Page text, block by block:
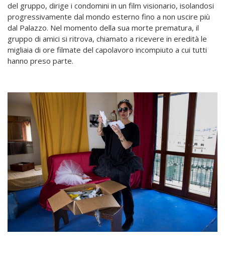
del gruppo, dirige i condomini in un film visionario, isolandosi
progressivamente dal mondo esterno fino a non uscire più
dal Palazzo. Nel momento della sua morte prematura, il
gruppo di amici si ritrova, chiamato a ricevere in eredità le
migliaia di ore filmate del capolavoro incompiuto a cui tutti
hanno preso parte.